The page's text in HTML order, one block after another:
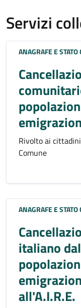
Servizi
ANAGRAFE E STATO
Rivolto ai
Comune
ANAGRAFE E STATO
italiano
all'A.I.R.E.